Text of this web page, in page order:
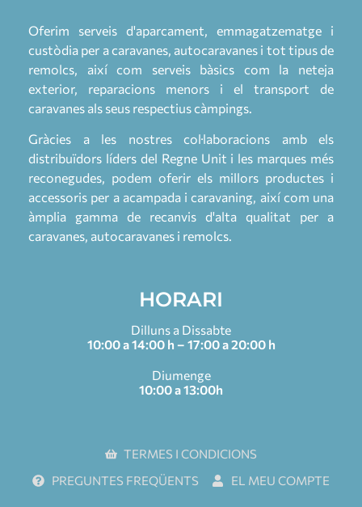
Oferim serveis d'aparcament, emmagatzematge i
custòdia per a caravanes, autocaravanes i tot tipus de
remolcs, així com serveis bàsics com la neteja
exterior, reparacions menors i el transport de
caravanes als seus respectius càmpings.
Gràcies a les nostres col·laboracions amb els
distribuïdors líders del Regne Unit i les marques més
reconegudes, podem oferir els millors productes i
accessoris per a acampada i caravaning, així com una
àmplia gamma de recanvis d'alta qualitat per a
caravanes, autocaravanes i remolcs.
HORARI
Dilluns a Dissabte
10:00 a 14:00 h – 17:00 a 20:00 h
Diumenge
10:00 a 13:00h
TERMES I CONDICIONS
PREGUNTES FREQÜENTS
EL MEU COMPTE